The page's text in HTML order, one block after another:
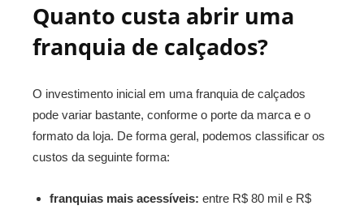
Quanto custa abrir uma
franquia de calçados?
O investimento inicial em uma franquia de calçados
pode variar bastante, conforme o porte da marca e o
formato da loja. De forma geral, podemos classificar os
custos da seguinte forma:
franquias mais acessíveis: entre R$ 80 mil e R$